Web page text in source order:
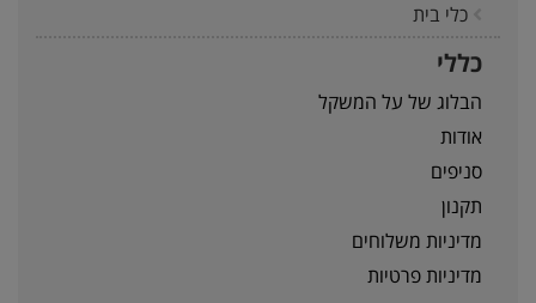
כלי בית
כללי
הבלוג של על המשקל
אודות
סניפים
תקנון
מדיניות משלוחים
מדיניות פרטיות